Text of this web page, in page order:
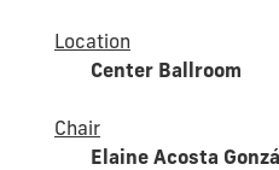
Location
Center Ballroom
Chair
Elaine Acosta